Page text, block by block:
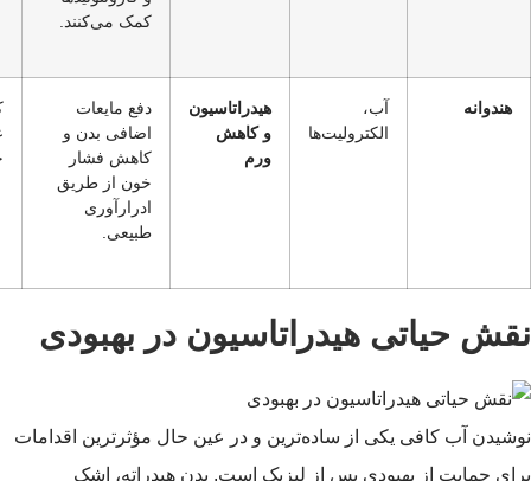
کمک می‌کنند.
هندوانه
آب،
الکترولیت‌ها
هیدراتاسیون
و کاهش
ورم
دفع مایعات
اضافی بدن و
کاهش فشار
خون از طریق
ادرارآوری
طبیعی.
نقش حیاتی هیدراتاسیون در بهبودی
نوشیدن آب کافی یکی از ساده‌ترین و در عین حال مؤثرترین اقدامات
برای حمایت از بهبودی پس از لیزیک است. بدن هیدراته، اشک